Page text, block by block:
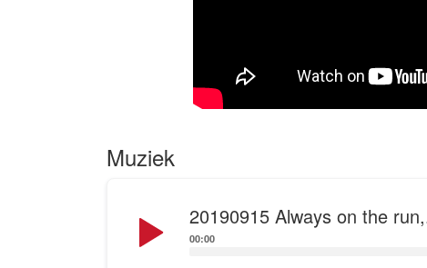
Muziek
20190915 Always on the
Player
00:00